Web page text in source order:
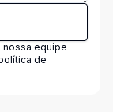
nossa equipe
de